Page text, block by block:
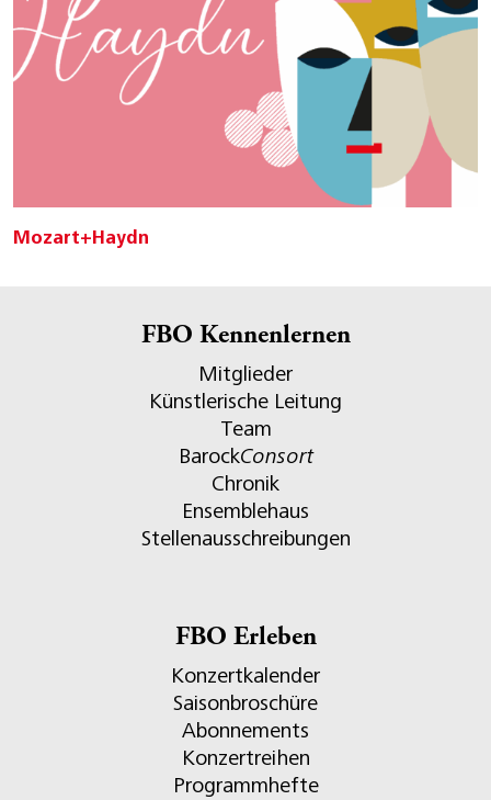
Mozart+Haydn
FBO Kennenlernen
Mitglieder
Künstlerische Leitung
Team
BarockConsort
Chronik
Ensemblehaus
Stellenausschreibungen
FBO Erleben
Konzertkalender
Saisonbroschüre
Abonnements
Konzertreihen
Programmhefte